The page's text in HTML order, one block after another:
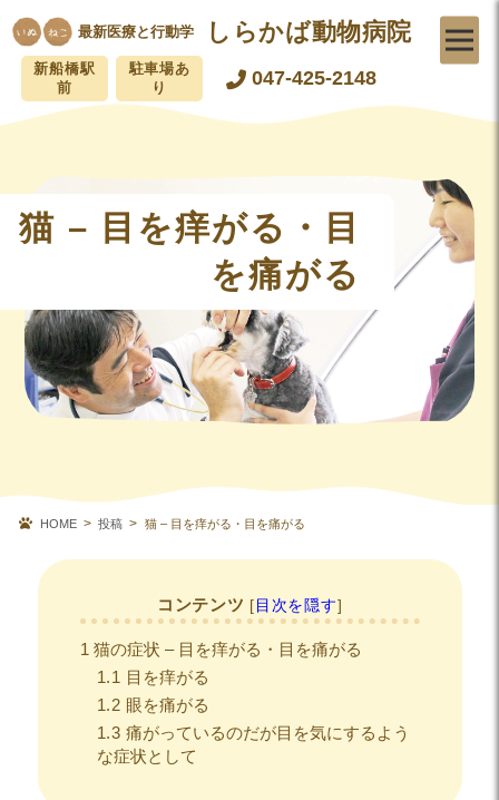
最新医療と行動学 しらかば動物病院
新船橋駅
前
駐車場あ
り
047-425-2148
猫 – 目を痒がる・目
を痛がる
HOME 投稿 猫 – 目を痒がる・目を痛がる
コンテンツ [ 目次を隠す]
1 猫の症状 – 目を痒がる・目を痛がる
1.1 目を痒がる
1.2 眼を痛がる
1.3 痛がっているのだが目を気にするよう
な症状として